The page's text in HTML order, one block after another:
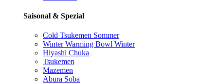
Saisonal & Spezial
Cold Tsukemen Sommer
Winter Warming Bowl Winter
Hiyashi Chuka
Tsukemen
Mazemen
Abura Soba